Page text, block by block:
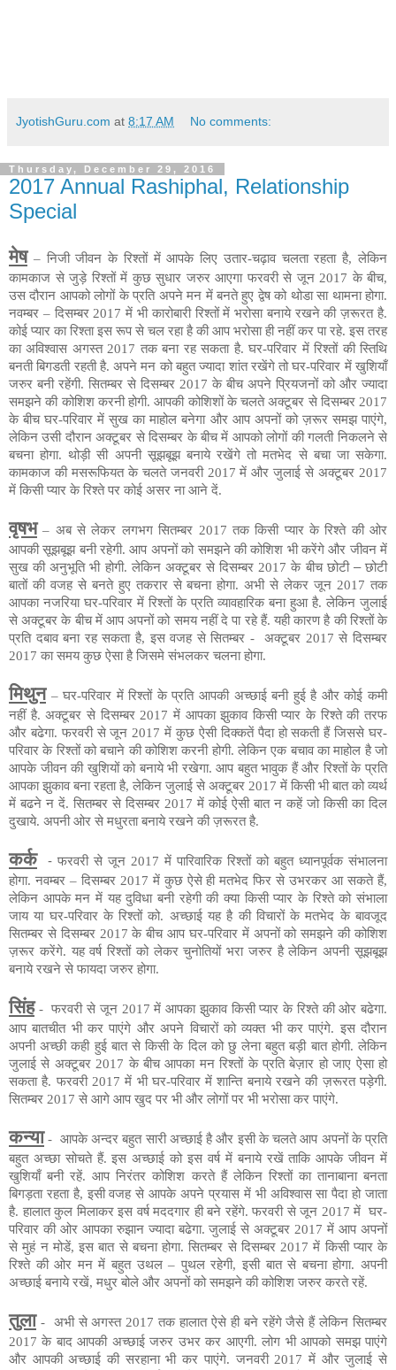
JyotishGuru.com at 8:17 AM No comments:
Thursday, December 29, 2016
2017 Annual Rashiphal, Relationship
Special
मेष – निजी जीवन के रिश्तों में आपके लिए उतार-चढ़ाव चलता रहता है, लेकिन
कामकाज से जुड़े रिश्तों में कुछ सुधार जरुर आएगा फरवरी से जून 2017 के बीच,
उस दौरान आपको लोगों के प्रति अपने मन में बनते हुए द्वेष को थोडा सा थामना होगा.
नवम्बर – दिसम्बर 2017 में भी कारोबारी रिश्तों में भरोसा बनाये रखने की ज़रूरत है.
कोई प्यार का रिश्ता इस रूप से चल रहा है की आप भरोसा ही नहीं कर पा रहे. इस तरह
का अविश्वास अगस्त 2017 तक बना रह सकता है. घर-परिवार में रिश्तों की स्तिथि
बनती बिगडती रहती है. अपने मन को बहुत ज्यादा शांत रखेंगे तो घर-परिवार में खुशियाँ
जरुर बनी रहेंगी. सितम्बर से दिसम्बर 2017 के बीच अपने प्रियजनों को और ज्यादा
समझने की कोशिश करनी होगी. आपकी कोशिशों के चलते अक्टूबर से दिसम्बर 2017
के बीच घर-परिवार में सुख का माहोल बनेगा और आप अपनों को ज़रूर समझ पाएंगे,
लेकिन उसी दौरान अक्टूबर से दिसम्बर के बीच में आपको लोगों की गलती निकलने से
बचना होगा. थोड़ी सी अपनी सूझबूझ बनाये रखेंगे तो मतभेद से बचा जा सकेगा.
कामकाज की मसरूफियतके चलते जनवरी 2017 में और जुलाई से अक्टूबर 2017
में किसी प्यार के रिश्ते पर कोई असर ना आने दें.
वृषभ – अब से लेकर लगभग सितम्बर 2017 तक किसी प्यार के रिश्ते की ओर
आपकी सूझबूझ बनी रहेगी. आप अपनों को समझने की कोशिश भी करेंगे और जीवन में
सुख की अनुभूति भी होगी. लेकिन अक्टूबर से दिसम्बर 2017 के बीच छोटी –छोटी
बातों की वजह से बनते हुए तकरार से बचना होगा. अभी से लेकर जून 2017 तक
आपका नजरिया घर-परिवार में रिश्तों के प्रति व्यावहारिक बना हुआ है. लेकिन जुलाई
से अक्टूबर के बीच में आप अपनों को समय नहीं दे पा रहे हैं. यही कारण है की रिश्तों के
प्रति दबाव बना रह सकता है, इस वजह से सितम्बर - अक्टूबर 2017 से दिसम्बर
2017 का समय कुछ ऐसा है जिसमे संभलकर चलना होगा.
मिथुन – घर-परिवार में रिश्तों के प्रति आपकी अच्छाई बनी हुई है और कोई कमी
नहीं है. अक्टूबर से दिसम्बर 2017 मेंआपका झुकाव किसी प्यार के रिश्ते की तरफ
और बढेगा. फरवरी से जून 2017में कुछ ऐसी दिक्कतें पैदा हो सकती हैं जिससे घर-
परिवार के रिश्तों को बचाने की कोशिश करनी होगी. लेकिन एक बचाव का माहोल है जो
आपके जीवन की खुशियों को बनाये भी रखेगा. आप बहुत भावुक हैं और रिश्तों के प्रति
आपका झुकाव बना रहता है, लेकिन जुलाई से अक्टूबर 2017 में किसी भी बात को व्यर्थ
में बढने न दें. सितम्बर से दिसम्बर 2017 में कोई ऐसी बात न कहें जो किसी का दिल
दुखाये. अपनी ओर से मधुरता बनाये रखने की ज़रूरत है.
कर्क - फरवरी से जून 2017 में पारिवारिक रिश्तों को बहुत ध्यानपूर्वक संभालना
होगा. नवम्बर – दिसम्बर 2017 में कुछ ऐसे ही मतभेद फिर से उभरकर आ सकते हैं,
लेकिन आपके मन में यह दुविधा बनी रहेगी की क्या किसी प्यार के रिश्ते को संभाला
जाय या घर-परिवार के रिश्तों को. अच्छाई यह है की विचारों के मतभेद के बावजूद
सितम्बर से दिसम्बर 2017 के बीच आप घर-परिवार में अपनों को समझने की कोशिश
ज़रूर करेंगे. यह वर्ष रिश्तों को लेकर चुनोतियों भरा जरुर है लेकिन अपनी सूझबूझ
बनाये रखने से फायदा जरुर होगा.
सिंह- फरवरी से जून 2017में आपका झुकाव किसी प्यार के रिश्ते की ओर बढेगा.
आप बातचीत भी कर पाएंगे और अपने विचारों को व्यक्त भी कर पाएंगे. इस दौरान
अपनी अच्छी कही हुई बात से किसी के दिल को छु लेना बहुत बड़ी बात होगी. लेकिन
जुलाई से अक्टूबर 2017 के बीच आपका मन रिश्तों के प्रति बेज़ार हो जाए ऐसा हो
सकता है. फरवरी 2017 में भी घर-परिवार में शान्ति बनाये रखने की ज़रूरत पड़ेगी.
सितम्बर 2017 से आगे आप खुद पर भी और लोगों पर भी भरोसा कर पाएंगे.
कन्या - आपके अन्दर बहुत सारी अच्छाई है और इसी के चलते आप अपनों के प्रति
बहुत अच्छा सोचते हैं. इस अच्छाई को इस वर्ष में बनाये रखें ताकि आपके जीवन में
खुशियाँ बनी रहें. आप निरंतर कोशिश करते हैं लेकिन रिश्तों का तानाबाना बनता
बिगड़ता रहता है, इसी वजह से आपके अपने प्रयास में भी अविश्वास सा पैदा हो जाता
है. हालात कुल मिलाकर इस वर्ष मददगार ही बने रहेंगे. फरवरी से जून 2017 में घर-
परिवार की ओर आपका रुझान ज्यादा बढेगा. जुलाई से अक्टूबर 2017में आप अपनों
से मुहं न मोडें, इस बात से बचना होगा. सितम्बर से दिसम्बर 2017में किसी प्यार के
रिश्ते की ओर मन में बहुत उथल – पुथल रहेगी, इसी बात से बचना होगा. अपनी
अच्छाई बनाये रखें, मधुर बोले और अपनों को समझने की कोशिश जरुर करते रहें.
तुला -
अभी से अगस्त 2017 तक हालात ऐसे ही बने रहेंगे जैसे हैं लेकिन सितम्बर
2017 के बाद आपकी अच्छाई जरुर उभर कर आएगी. लोग भी आपको समझ पाएंगे
और आपकी अच्छाई की सरहाना भी कर पाएंगे. जनवरी 2017 में और जुलाई से